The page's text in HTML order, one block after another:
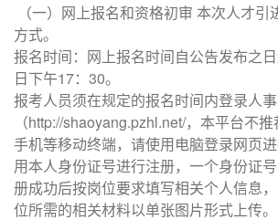
（一）网上报名和资格初审 本次人才引
方式。
报名时间：网上报名时间自公告发布之
日下午17：30。
报考人员须在规定的报名时间内登录人
（http://shaoyang.pzhl.net/，本平台不
手机等移动终端，请使用电脑登录网页
用本人身份证号进行注册，一个身份证
册成功后按岗位要求填写相关个人信息
位所需的相关材料以单张图片形式上传